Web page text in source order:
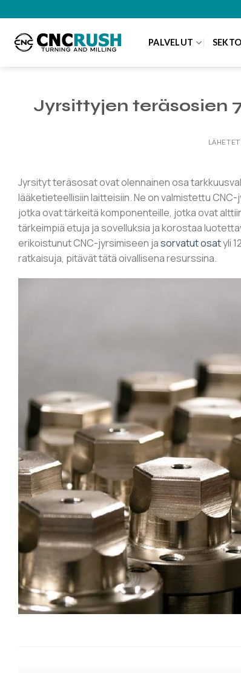
sisältöön
PALVELUT
Jyrsittyjen teräsosien
Jyrsityt teräsosat ovat olennainen osa
lääketieteellisiin laitteisiin. Ne on valmistettu
jotka ovat tärkeitä komponenteille, jotka ovat
tärkeimpiä etuja ja sovelluksia ja korostaa
erikoistunut CNC-jyrsimiseen jasorvatut osatyli
ratkaisuja, pitävät tätä oivallisena resurssina.